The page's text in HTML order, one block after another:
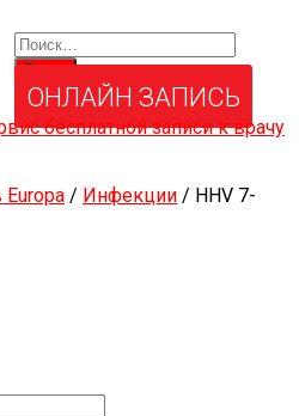
ОНЛАЙН ЗАПИСЬ
Europa / Инфекции / HHV 7-